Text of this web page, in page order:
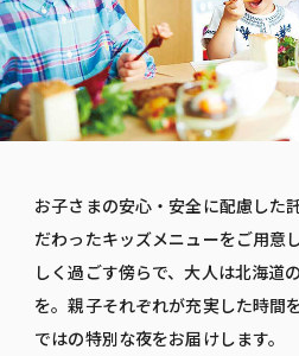
お子さまの安心・安全に配慮した
だわったキッズメニューをご用意
しく過ごす傍らで、大人は北海道
を。親子それぞれが充実した時間
ではの特別な夜をお届けします。